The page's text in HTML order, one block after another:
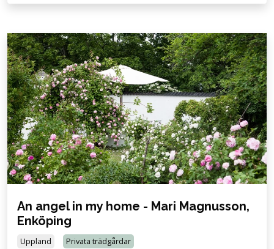
An angel in my home - Mari Magnusson,
Enköping
Uppland Privata trädgårdar